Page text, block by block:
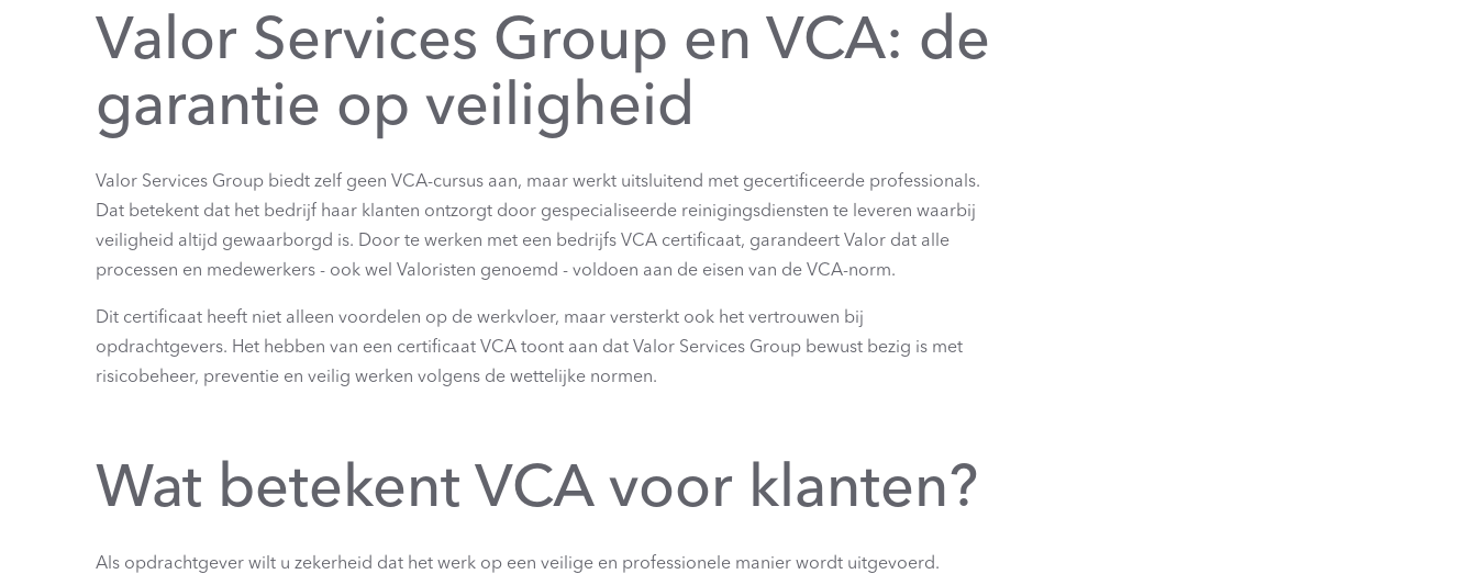
Valor Services Group en VCA: de
garantie op veiligheid
Valor Services Group biedt zelf geen VCA-cursus aan, maar werkt uitsluitend met gecertificeerde professionals.
Dat betekent dat het bedrijf haar klanten ontzorgt door gespecialiseerde reinigingsdiensten te leveren waarbij
veiligheid altijd gewaarborgd is. Door te werken met een bedrijfs VCA certificaat, garandeert Valor dat alle
processen en medewerkers - ook wel Valoristen genoemd - voldoen aan de eisen van de VCA-norm.
Dit certificaat heeft niet alleen voordelen op de werkvloer, maar versterkt ook het vertrouwen bij
opdrachtgevers. Het hebben van een certificaat VCA toont aan dat Valor Services Group bewust bezig is met
risicobeheer, preventie en veilig werken volgens de wettelijke normen.
Wat betekent VCA voor klanten?
Als opdrachtgever wilt u zekerheid dat het werk op een veilige en professionele manier wordt uitgevoerd.